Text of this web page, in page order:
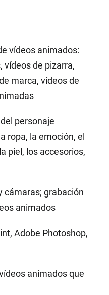
vídeos animados:
vídeos de pizarra,
marca, vídeos de
personaje
ropa, la emoción, el
piel, los accesorios,
cámaras; grabación
animados
Adobe Photoshop,
animados que